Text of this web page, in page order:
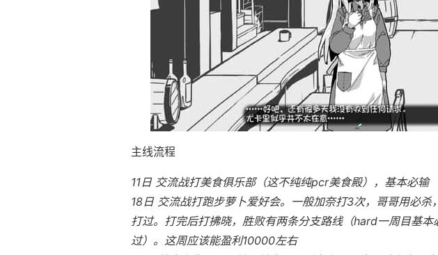
主线流程
11日 交流战打美食俱乐部（这不纯纯pcr美食殿），基本必输
18日 交流战打跑步萝卜爱好会。一般加奈打3次，哥哥用必杀
打过。打完后打拂晓，胜败有两条分支路线（hard一周目基
过）。这周应该能盈利10000左右